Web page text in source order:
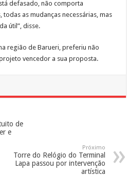
defasado, não comporta
as mudanças necessárias, mas
útil”, disse.
região de Barueri, preferiu não
vencedor a sua proposta.
de
e
Próximo
Torre do Relógio do Terminal
Lapa passou por intervenção
artística